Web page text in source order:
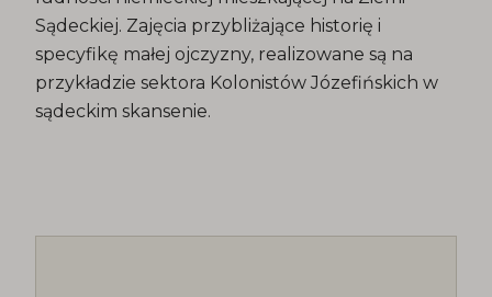
Sądeckiej. Zajęcia przybliżające historię i
specyfikę małej ojczyzny, realizowane są na
przykładzie sektora Kolonistów Józefińskich w
sądeckim skansenie.